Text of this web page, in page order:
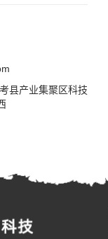
县产业集聚区科技